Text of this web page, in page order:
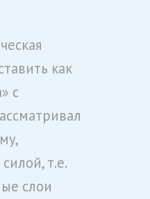
как
с
т.е.
слои